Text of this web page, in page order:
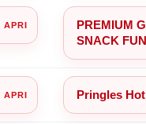
PREMIUM
SNACK FUN
Pringles